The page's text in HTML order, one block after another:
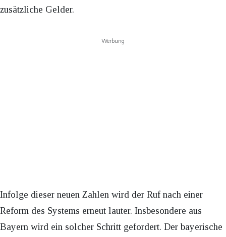
zusätzliche Gelder.
Werbung
Infolge dieser neuen Zahlen wird der Ruf nach einer
Reform des Systems erneut lauter. Insbesondere aus
Bayern wird ein solcher Schritt gefordert. Der bayerische